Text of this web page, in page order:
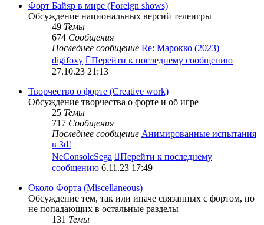
Форт Байяр в мире (Foreign shows)
Обсуждение национальных версий телеигры
49 Темы
674 Сообщения
Последнее сообщение Re: Марокко (2023)
digifoxy
Перейти к последнему сообщению
27.10.23 21:13
Творчество о форте (Creative work)
Обсуждение творчества о форте и об игре
25 Темы
717 Сообщения
Последнее сообщение Анимированные испытания
в 3d!
NeConsoleSega
Перейти к последнему
сообщению 6.11.23 17:49
Около Форта (Miscellaneous)
Обсуждение тем, так или иначе связанных с фортом, но
не попадающих в остальные разделы
131 Темы